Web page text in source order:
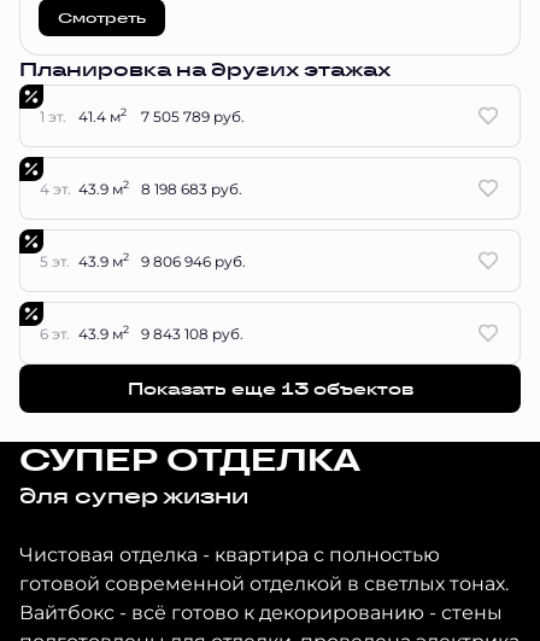
Смотреть
Планировка на других этажах
1 эт. 41.4 м2 7 505 789 руб.
4 эт. 43.9 м2 8 198 683 руб.
5 эт. 43.9 м2 9 806 946 руб.
6 эт. 43.9 м2 9 843 108 руб.
Показать еще 13 объектов
СУПЕР ОТДЕЛКА
для супер жизни
Чистовая отделка - квартира с полностью
готовой современной отделкой в светлых тонах.
Вайтбокс - всё готово к декорированию - стены